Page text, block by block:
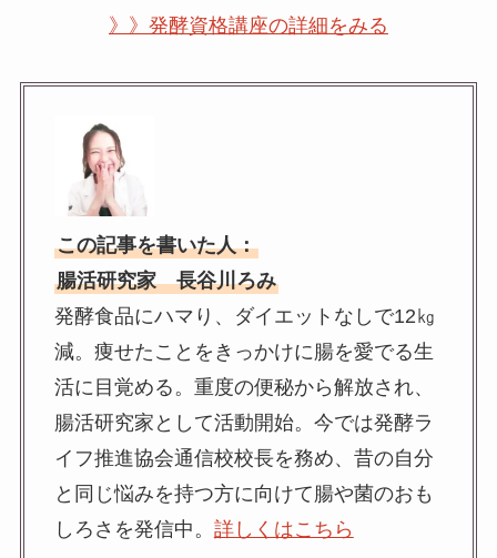
》》発酵資格講座の詳細をみる
この記事を書いた人：
腸活研究家 長谷川ろみ
発酵食品にハマり、ダイエットなしで12㎏
減。痩せたことをきっかけに腸を愛でる生
活に目覚める。重度の便秘から解放され、
腸活研究家として活動開始。今では発酵ラ
イフ推進協会通信校校長を務め、昔の自分
と同じ悩みを持つ方に向けて腸や菌のおも
しろさを発信中。 詳しくはこちら